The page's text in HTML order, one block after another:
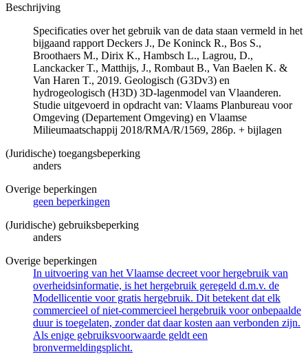
Beschrijving
Specificaties over het gebruik van de data staan vermeld in het
bijgaand rapport Deckers J., De Koninck R., Bos S.,
Broothaers M., Dirix K., Hambsch L., Lagrou, D.,
Lanckacker T., Matthijs, J., Rombaut B., Van Baelen K. &
Van Haren T., 2019. Geologisch (G3Dv3) en
hydrogeologisch (H3D) 3D-lagenmodel van Vlaanderen.
Studie uitgevoerd in opdracht van: Vlaams Planbureau voor
Omgeving (Departement Omgeving) en Vlaamse
Milieumaatschappij 2018/RMA/R/1569, 286p. + bijlagen
(Juridische) toegangsbeperking
anders
Overige beperkingen
geen beperkingen
(Juridische) gebruiksbeperking
anders
Overige beperkingen
In uitvoering van het Vlaamse decreet voor hergebruik van
overheidsinformatie, is het hergebruik geregeld d.m.v. de
Modellicentie voor gratis hergebruik. Dit betekent dat elk
commercieel of niet-commercieel hergebruik voor onbepaalde
duur is toegelaten, zonder dat daar kosten aan verbonden zijn.
Als enige gebruiksvoorwaarde geldt een
bronvermeldingsplicht.